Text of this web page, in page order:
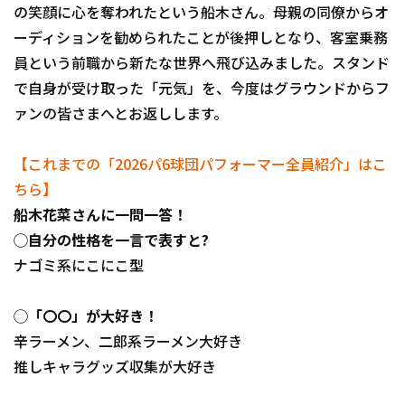
の笑顔に心を奪われたという船木さん。母親の同僚からオ
ーディションを勧められたことが後押しとなり、客室乗務
員という前職から新たな世界へ飛び込みました。スタンド
で自身が受け取った「元気」を、今度はグラウンドからフ
ァンの皆さまへとお返しします。
【これまでの「2026パ6球団パフォーマー全員紹介」はこ
ちら】
船木花菜さんに一問一答！
◯自分の性格を一言で表すと?
ナゴミ系にこにこ型
◯「〇〇」が大好き！
辛ラーメン、二郎系ラーメン大好き
推しキャラグッズ収集が大好き